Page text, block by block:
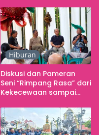
Hiburan
Diskusi dan Pameran
Seni “Rimpang Rasa” dari
Kekecewaan sampai
Yogyakarta sebagai
Pusat Pergerakan Seni
Rupa Indonesia